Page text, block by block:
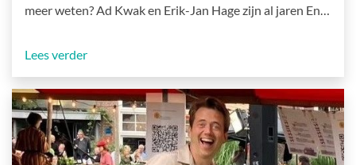
meer weten? Ad Kwak en Erik-Jan Hage zijn al jaren En…
Lees verder